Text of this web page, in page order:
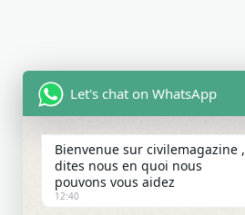
Let's chat on WhatsApp
Bienvenue sur civilemagazine ,
dites nous en quoi nous
pouvons vous aidez
12:40